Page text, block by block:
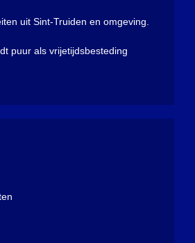
uit Sint-Truiden en omgeving.
puur als vrijetijdsbesteding